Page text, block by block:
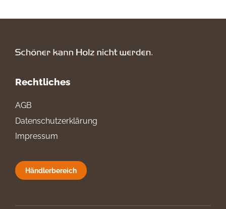
Rechtliches
AGB
Datenschutzerklärung
Impressum
Händlerbereich